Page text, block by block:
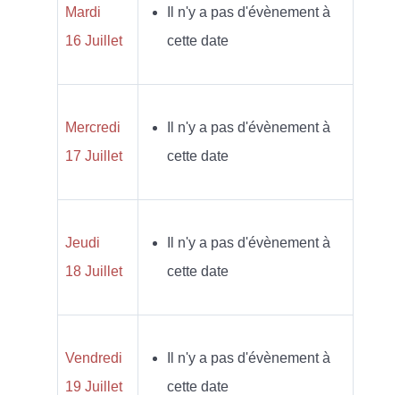
Mardi
16 Juillet
Il n'y a pas d'évènement à
cette date
Mercredi
17 Juillet
Il n'y a pas d'évènement à
cette date
Jeudi
18 Juillet
Il n'y a pas d'évènement à
cette date
Vendredi
19 Juillet
Il n'y a pas d'évènement à
cette date